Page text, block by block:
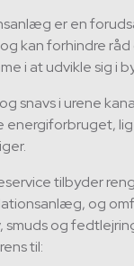
er en
kan forhindre råd
i at udvikle sig i
snavs i urene
energiforbruget,
tilbyder
og
smuds og
til: